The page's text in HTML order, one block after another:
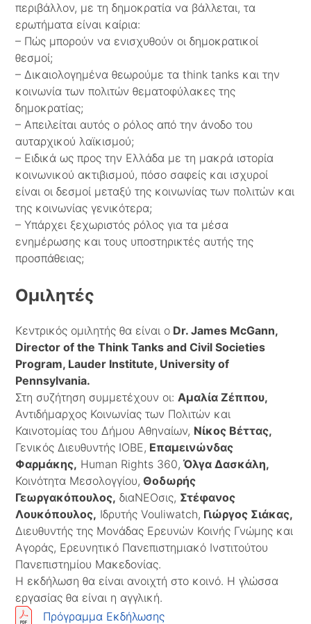
περιβάλλον, με τη δημοκρατία να βάλλεται, τα
ερωτήματα είναι καίρια:
– Πώς μπορούν να ενισχυθούν οι δημοκρατικοί
θεσμοί;
– Δικαιολογημένα θεωρούμε τα think tanks και την
κοινωνία των πολιτών θεματοφύλακες της
δημοκρατίας;
– Απειλείται αυτός ο ρόλος από την άνοδο του
αυταρχικού λαϊκισμού;
– Ειδικά ως προς την Ελλάδα με τη μακρά ιστορία
κοινωνικού ακτιβισμού, πόσο σαφείς και ισχυροί
είναι οι δεσμοί μεταξύ της κοινωνίας των πολιτών και
της κοινωνίας γενικότερα;
– Υπάρχει ξεχωριστός ρόλος για τα μέσα
ενημέρωσης και τους υποστηρικτές αυτής της
προσπάθειας;
Ομιλητές
Κεντρικός ομιλητής θα είναι ο Dr. James McGann,
Director of the Think Tanks and Civil Societies
Program, Lauder Institute, University of
Pennsylvania.
Στη συζήτηση συμμετέχουν οι: Αμαλία Ζέππου,
Αντιδήμαρχος Κοινωνίας των Πολιτών και
Καινοτομίας του Δήμου Αθηναίων, Νίκος Βέττας,
Γενικός Διευθυντής ΙΟΒΕ, Επαμεινώνδας
Φαρμάκης, Human Rights 360, Όλγα Δασκάλη,
Κοινότητα Μεσολογγίου, Θοδωρής
Γεωργακόπουλος, διαΝΕΟσις, Στέφανος
Λουκόπουλος, Ιδρυτής Vouliwatch, Γιώργος Σιάκας,
Διευθυντής της Μονάδας Ερευνών Κοινής Γνώμης και
Αγοράς, Ερευνητικό Πανεπιστημιακό Ινστιτούτου
Πανεπιστημίου Μακεδονίας.
Η εκδήλωση θα είναι ανοιχτή στο κοινό. Η γλώσσα
εργασίας θα είναι η αγγλική.
Πρόγραμμα Εκδήλωσης